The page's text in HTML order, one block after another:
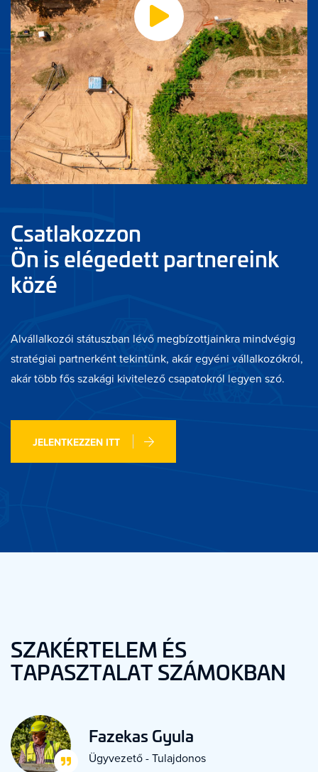
Csatlakozzon
Ön is elégedett partnereink
közé
Alvállalkozói státuszban lévő megbízottjainkra mindvégig
stratégiai partnerként tekintünk, akár egyéni vállalkozókról,
akár több fős szakági kivitelező csapatokról legyen szó.
JELENTKEZZEN ITT
SZAKÉRTELEM ÉS
TAPASZTALAT SZÁMOKBAN
Fazekas Gyula
Ügyvezető - Tulajdonos